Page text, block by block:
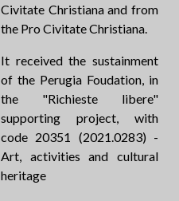
Civitate Christiana and from
the Pro Civitate Christiana.
It received the sustainment
of the Perugia Foudation, in
the "Richieste libere"
supporting project, with
code 20351 (2021.0283) -
Art, activities and cultural
heritage